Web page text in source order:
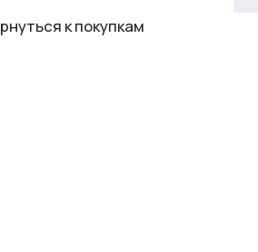
к покупкам